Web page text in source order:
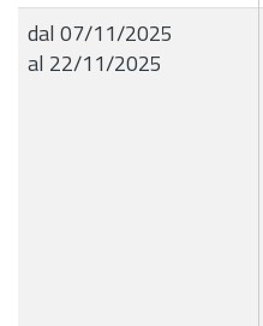
dal 07/11/2025
al 22/11/2025